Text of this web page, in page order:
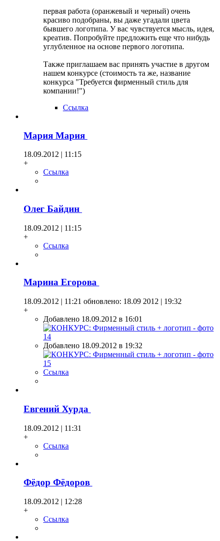
первая работа (оранжевый и черный) очень
красиво подобраны, вы даже угадали цвета
бывшего логотипа. У вас чувствуется мысль, идея,
креатив. Попробуйте предложить еще что нибудь
углубленное на основе первого логотипа.
Также приглашаем вас принять участие в другом
нашем конкурсе (стоимость та же, название
конкурса "Требуется фирменный стиль для
компании!")
Ссылка
Мария Мария
18.09.2012 | 11:15
+
Ссылка
Олег Байдин
18.09.2012 | 11:15
+
Ссылка
Марина Егорова
18.09.2012 | 11:21 обновлено: 18.09 2012 | 19:32
+
Добавлено 18.09.2012 в 16:01
Добавлено 18.09.2012 в 19:32
Ссылка
Евгений Хурда
18.09.2012 | 11:31
+
Ссылка
Фёдор Фёдоров
18.09.2012 | 12:28
+
Ссылка